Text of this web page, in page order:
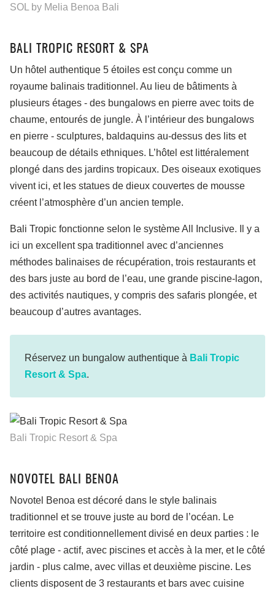
SOL by Melia Benoa Bali
BALI TROPIC RESORT & SPA
Un hôtel authentique 5 étoiles est conçu comme un
royaume balinais traditionnel. Au lieu de bâtiments à
plusieurs étages - des bungalows en pierre avec toits de
chaume, entourés de jungle. À l’intérieur des bungalows
en pierre - sculptures, baldaquins au-dessus des lits et
beaucoup de détails ethniques. L’hôtel est littéralement
plongé dans des jardins tropicaux. Des oiseaux exotiques
vivent ici, et les statues de dieux couvertes de mousse
créent l’atmosphère d’un ancien temple.
Bali Tropic fonctionne selon le système All Inclusive. Il y a
ici un excellent spa traditionnel avec d’anciennes
méthodes balinaises de récupération, trois restaurants et
des bars juste au bord de l’eau, une grande piscine-lagon,
des activités nautiques, y compris des safaris plongée, et
beaucoup d’autres avantages.
Réservez un bungalow authentique à Bali Tropic
Resort & Spa.
Bali Tropic Resort & Spa
NOVOTEL BALI BENOA
Novotel Benoa est décoré dans le style balinais
traditionnel et se trouve juste au bord de l’océan. Le
territoire est conditionnellement divisé en deux parties : le
côté plage - actif, avec piscines et accès à la mer, et le côté
jardin - plus calme, avec villas et deuxième piscine. Les
clients disposent de 3 restaurants et bars avec cuisine